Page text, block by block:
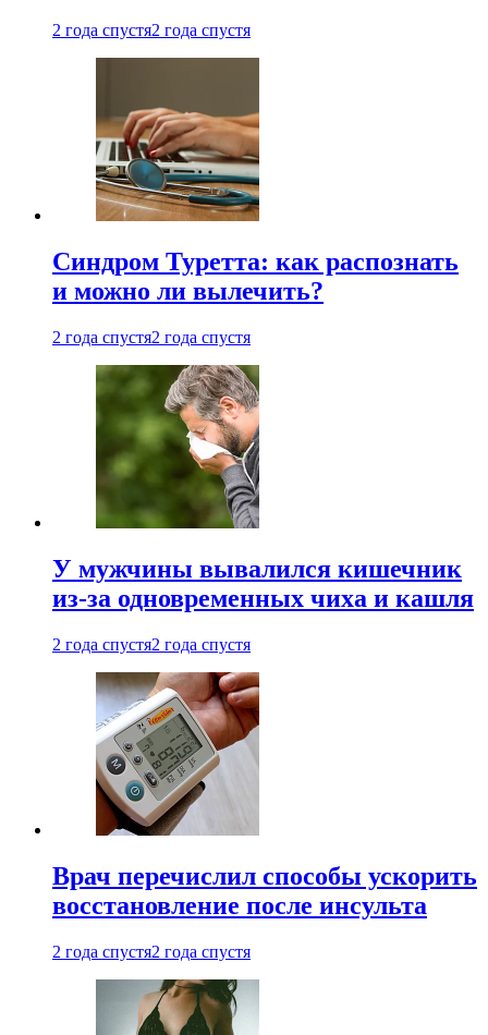
2 года спустя2 года спустя
Синдром Туретта: как распознать
и можно ли вылечить?
2 года спустя2 года спустя
У мужчины вывалился кишечник
из-за одновременных чиха и кашля
2 года спустя2 года спустя
Врач перечислил способы ускорить
восстановление после инсульта
2 года спустя2 года спустя